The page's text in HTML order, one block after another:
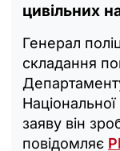
цивільних
Генерал
складання
Національної
заяву він
повідомляє